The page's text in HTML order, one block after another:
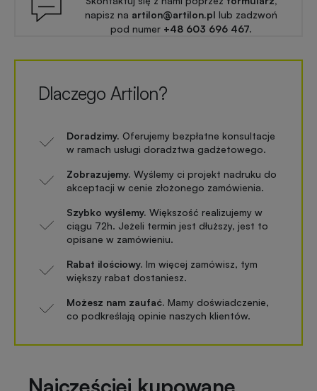
napisz na artilon@artilon.pl lub zadzwoń
pod numer +48 603 696 467.
Dlaczego Artilon?
Doradzimy. Oferujemy bezpłatne konsultacje
w ramach usługi doradztwa gadżetowego.
Zobrazujemy. Wyślemy ci projekt nadruku do
akceptacji w cenie złożonego zamówienia.
Szybko wyślemy. Większość realizujemy w
ciągu 72h. Jeżeli termin jest dłuższy, jest to
opisane w zamówieniu.
Rabat ilościowy. Im więcej zamówisz, tym
większy rabat dostaniesz.
Możesz nam zaufać. Mamy doświadczenie,
co podkreślają opinie naszych klientów.